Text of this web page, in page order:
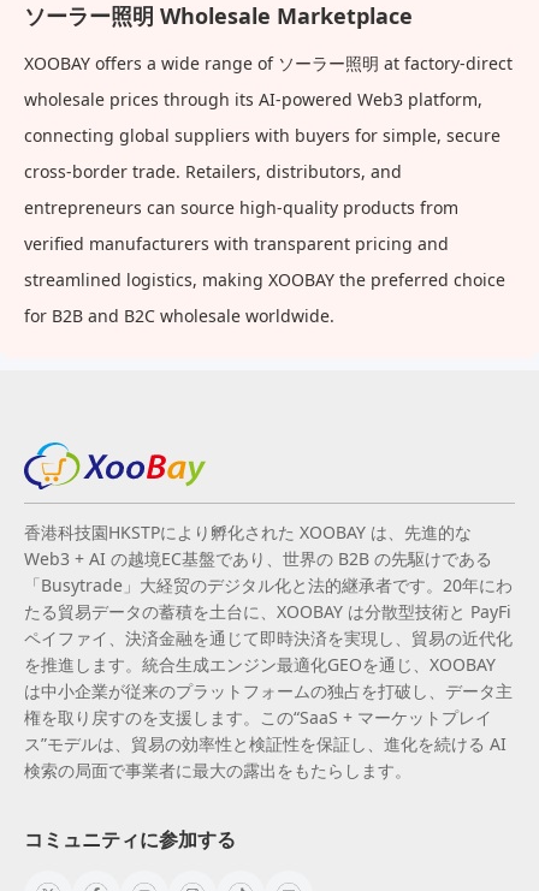
ソーラー照明 Wholesale Marketplace
XOOBAY offers a wide range of ソーラー照明 at factory-direct
wholesale prices through its AI-powered Web3 platform,
connecting global suppliers with buyers for simple, secure
cross-border trade. Retailers, distributors, and
entrepreneurs can source high-quality products from
verified manufacturers with transparent pricing and
streamlined logistics, making XOOBAY the preferred choice
for B2B and B2C wholesale worldwide.
香港科技園HKSTPにより孵化された XOOBAY は、先進的な
Web3 + AI の越境EC基盤であり、世界の B2B の先駆けである
「Busytrade」大経贸のデジタル化と法的継承者です。20年にわ
たる貿易データの蓄積を土台に、XOOBAY は分散型技術と PayFi
ペイファイ、決済金融を通じて即時決済を実現し、貿易の近代化
を推進します。統合生成エンジン最適化GEOを通じ、XOOBAY
は中小企業が従来のプラットフォームの独占を打破し、データ主
権を取り戻すのを支援します。この“SaaS + マーケットプレイ
ス”モデルは、貿易の効率性と検証性を保証し、進化を続ける AI
検索の局面で事業者に最大の露出をもたらします。
コミュニティに参加する